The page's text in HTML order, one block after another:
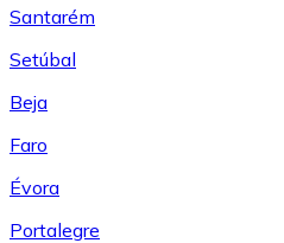
Santarém
Setúbal
Beja
Faro
Évora
Portalegre